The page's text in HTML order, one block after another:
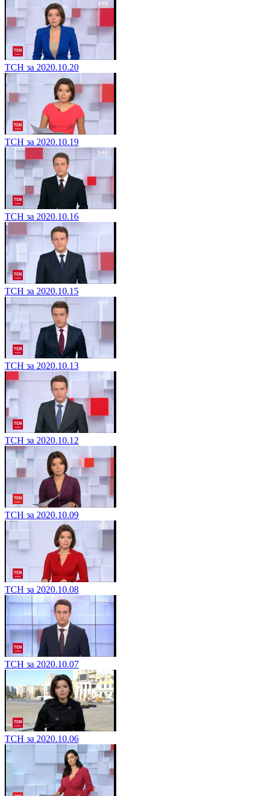
ТСН за 2020.10.20
ТСН за 2020.10.19
ТСН за 2020.10.16
ТСН за 2020.10.15
ТСН за 2020.10.13
ТСН за 2020.10.12
ТСН за 2020.10.09
ТСН за 2020.10.08
ТСН за 2020.10.07
ТСН за 2020.10.06